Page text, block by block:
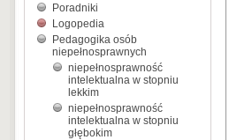
Poradniki
Logopedia
Pedagogika osób
niepełnosprawnych
niepełnosprawność
intelektualna w stopniu
lekkim
niepełnosprawność
intelektualna w stopniu
głębokim